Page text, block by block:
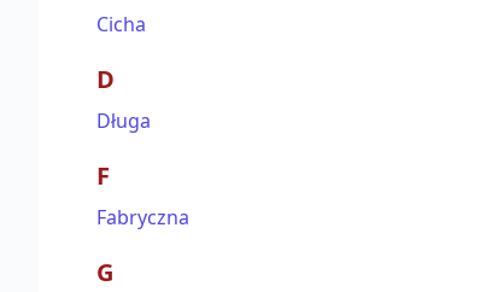
Cicha
D
Długa
F
Fabryczna
G